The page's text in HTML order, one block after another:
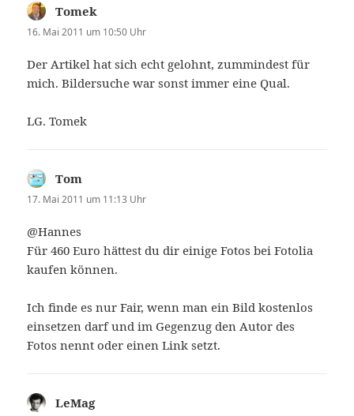
Tomek
16. Mai 2011 um 10:50 Uhr
Der Artikel hat sich echt gelohnt, zummindest für
mich. Bildersuche war sonst immer eine Qual.
LG. Tomek
Tom
17. Mai 2011 um 11:13 Uhr
@Hannes
Für 460 Euro hättest du dir einige Fotos bei Fotolia
kaufen können.
Ich finde es nur Fair, wenn man ein Bild kostenlos
einsetzen darf und im Gegenzug den Autor des
Fotos nennt oder einen Link setzt.
LeMagsagt: